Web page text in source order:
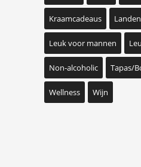
Kraamcadeaus Landen
Leuk voor mannen
Non-alcoholic Tapas/
Wellness Wijn